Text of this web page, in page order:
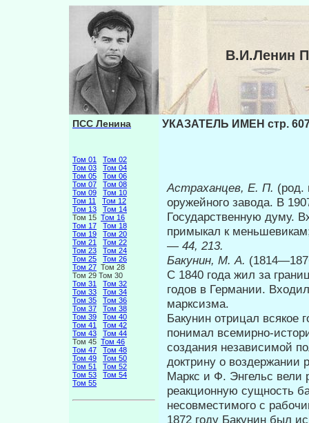
В.И.Ленин
ПСС Ленина
Том 01
Том 02
Том 03
Том 04
Том 05
Том 06
Том 07
Том 08
Том 09
Том 10
Том 11
Том 12
Том 13
Том 14
Том 15 Том 16
Том 17
Том 18
Том 19
Том 20
Том 21
Том 22
Том 23
Том 24
Том 25
Том 26
Том 27 Том 28
Том 29 Том 30
Том 31
Том 32
Том 33
Том 34
Том 35
Том 36
Том 37
Том 38
Том 39
Том 40
Том 41
Том 42
Том 43
Том 44
Том 45 Том 46
Том 47
Том 48
Том 49
Том 50
Том 51
Том 52
Том 53
Том 54
Том 55
УКАЗАТЕЛЬ ИМЕН стр.
Астраханцев, Е. П. (род.
оружейного завода. В
Государственную думу.
примыкал к
— 44, 213.
Бакунин, М. А.
С 1840 года жил за
годов в Германии.
марксизма.
Бакунин отрицал всякое
понимал всемирно-
создания независимой
доктрину о воздержании
Маркс и Ф. Энгельс вели
реакционную сущность
несовместимого с
1872 году Бакунин был